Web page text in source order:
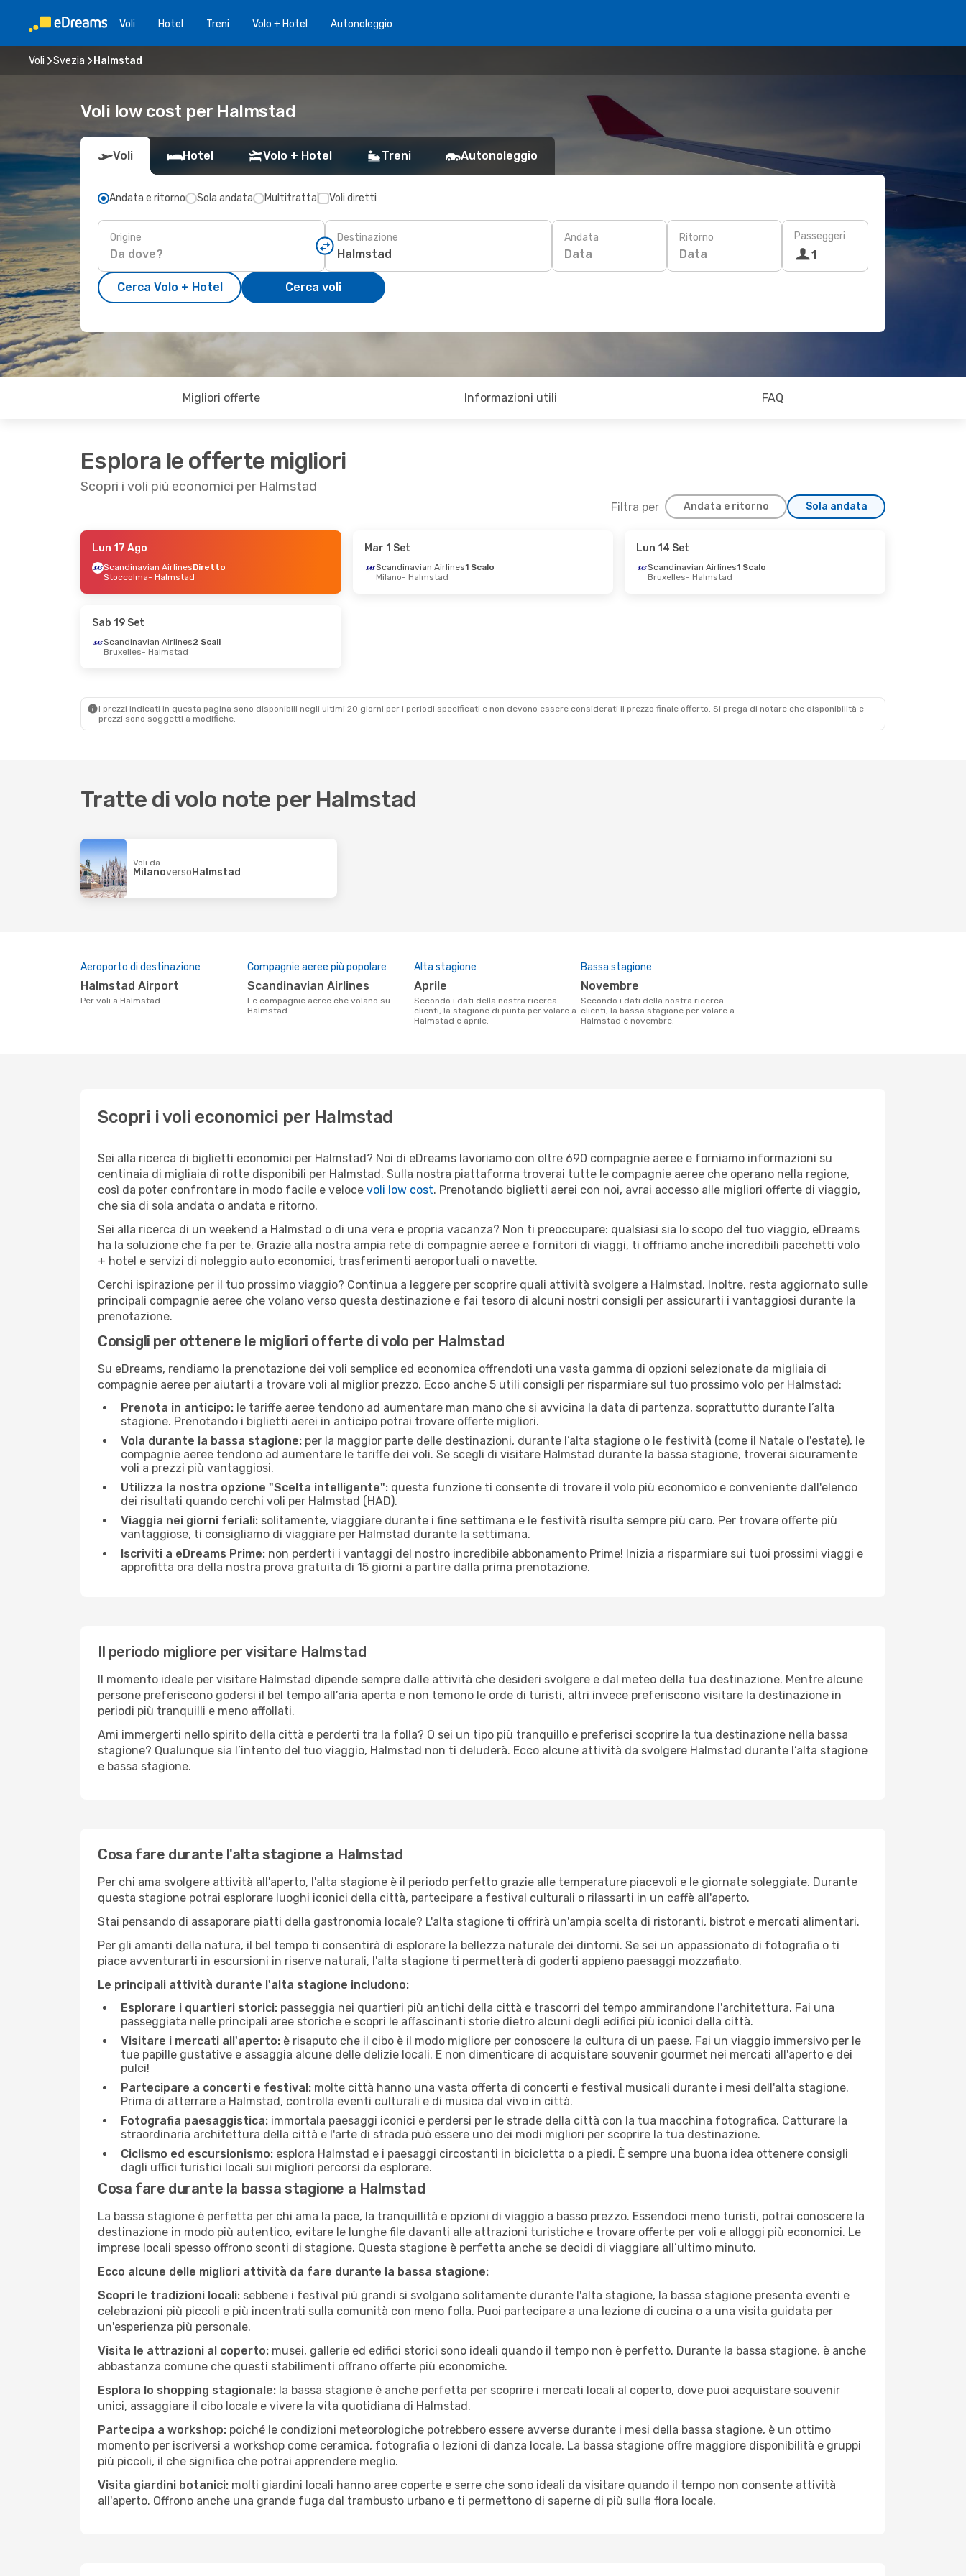
Voli Hotel Treni Volo + Hotel Autonoleggio
Voli Svezia Halmstad
Voli low cost per Halmstad
Voli Hotel Volo + Hotel Treni Autonoleggio
Andata e ritorno Sola andata Multitratta Voli diretti
Origine Destinazione Andata
Data
Ritorno
Data
Passeggeri
1
Cerca Volo + Hotel Cerca voli
Migliori offerte Informazioni utili FAQ
Esplora le offerte migliori
Scopri i voli più economici per Halmstad
Filtra per Andata e ritorno Sola andata
- Mar 11 Ago
Scandinavian Airlines
Lun 17 Ago
Scandinavian AirlinesDiretto
Stoccolma- Halmstad
Mar 1 Set
Scandinavian Airlines1 Scalo
Milano- Halmstad
Lun 14 Set
Scandinavian Airlines1 Scalo
Bruxelles- Halmstad
Sab 19 Set
Scandinavian Airlines2 Scali
Bruxelles- Halmstad
I prezzi indicati in questa pagina sono disponibili negli ultimi 20 giorni per i periodi specificati e non devono essere considerati il ​​prezzo finale offerto. Si prega di notare che disponibilità e
prezzi sono soggetti a modifiche.
Tratte di volo note per Halmstad
Voli da
MilanoversoHalmstad
Aeroporto di destinazione
Halmstad Airport
Per voli a Halmstad
Compagnie aeree più popolare
Scandinavian Airlines
Le compagnie aeree che volano su
Halmstad
Alta stagione
aprile
Secondo i dati della nostra ricerca
clienti, la stagione di punta per volare a
Halmstad è aprile.
Bassa stagione
novembre
Secondo i dati della nostra ricerca
clienti, la bassa stagione per volare a
Halmstad è novembre.
Scopri i voli economici per Halmstad
Sei alla ricerca di biglietti economici per Halmstad? Noi di eDreams lavoriamo con oltre 690 compagnie aeree e forniamo informazioni su
centinaia di migliaia di rotte disponibili per Halmstad. Sulla nostra piattaforma troverai tutte le compagnie aeree che operano nella regione,
così da poter confrontare in modo facile e veloce voli low cost. Prenotando biglietti aerei con noi, avrai accesso alle migliori offerte di viaggio,
che sia di sola andata o andata e ritorno.
Sei alla ricerca di un weekend a Halmstad o di una vera e propria vacanza? Non ti preoccupare: qualsiasi sia lo scopo del tuo viaggio, eDreams
ha la soluzione che fa per te. Grazie alla nostra ampia rete di compagnie aeree e fornitori di viaggi, ti offriamo anche incredibili pacchetti volo
+ hotel e servizi di noleggio auto economici, trasferimenti aeroportuali o navette.
Cerchi ispirazione per il tuo prossimo viaggio? Continua a leggere per scoprire quali attività svolgere a Halmstad. Inoltre, resta aggiornato sulle
principali compagnie aeree che volano verso questa destinazione e fai tesoro di alcuni nostri consigli per assicurarti i vantaggiosi durante la
prenotazione.
Consigli per ottenere le migliori offerte di volo per Halmstad
Su eDreams, rendiamo la prenotazione dei voli semplice ed economica offrendoti una vasta gamma di opzioni selezionate da migliaia di
compagnie aeree per aiutarti a trovare voli al miglior prezzo. Ecco anche 5 utili consigli per risparmiare sul tuo prossimo volo per Halmstad:
Prenota in anticipo: le tariffe aeree tendono ad aumentare man mano che si avvicina la data di partenza, soprattutto durante l’alta
stagione. Prenotando i biglietti aerei in anticipo potrai trovare offerte migliori.
Vola durante la bassa stagione: per la maggior parte delle destinazioni, durante l’alta stagione o le festività (come il Natale o l'estate), le
compagnie aeree tendono ad aumentare le tariffe dei voli. Se scegli di visitare Halmstad durante la bassa stagione, troverai sicuramente
voli a prezzi più vantaggiosi.
Utilizza la nostra opzione "Scelta intelligente": questa funzione ti consente di trovare il volo più economico e conveniente dall'elenco
dei risultati quando cerchi voli per Halmstad (HAD).
Viaggia nei giorni feriali: solitamente, viaggiare durante i fine settimana e le festività risulta sempre più caro. Per trovare offerte più
vantaggiose, ti consigliamo di viaggiare per Halmstad durante la settimana.
Iscriviti a eDreams Prime: non perderti i vantaggi del nostro incredibile abbonamento Prime! Inizia a risparmiare sui tuoi prossimi viaggi e
approfitta ora della nostra prova gratuita di 15 giorni a partire dalla prima prenotazione.
Il periodo migliore per visitare Halmstad
Il momento ideale per visitare Halmstad dipende sempre dalle attività che desideri svolgere e dal meteo della tua destinazione. Mentre alcune
persone preferiscono godersi il bel tempo all’aria aperta e non temono le orde di turisti, altri invece preferiscono visitare la destinazione in
periodi più tranquilli e meno affollati.
Ami immergerti nello spirito della città e perderti tra la folla? O sei un tipo più tranquillo e preferisci scoprire la tua destinazione nella bassa
stagione? Qualunque sia l’intento del tuo viaggio, Halmstad non ti deluderà. Ecco alcune attività da svolgere Halmstad durante l’alta stagione
e bassa stagione.
Cosa fare durante l'alta stagione a Halmstad
Per chi ama svolgere attività all'aperto, l'alta stagione è il periodo perfetto grazie alle temperature piacevoli e le giornate soleggiate. Durante
questa stagione potrai esplorare luoghi iconici della città, partecipare a festival culturali o rilassarti in un caffè all'aperto.
Stai pensando di assaporare piatti della gastronomia locale? L'alta stagione ti offrirà un'ampia scelta di ristoranti, bistrot e mercati alimentari.
Per gli amanti della natura, il bel tempo ti consentirà di esplorare la bellezza naturale dei dintorni. Se sei un appassionato di fotografia o ti
piace avventurarti in escursioni in riserve naturali, l'alta stagione ti permetterà di goderti appieno paesaggi mozzafiato.
Le principali attività durante l'alta stagione includono:
Esplorare i quartieri storici: passeggia nei quartieri più antichi della città e trascorri del tempo ammirandone l'architettura. Fai una
passeggiata nelle principali aree storiche e scopri le affascinanti storie dietro alcuni degli edifici più iconici della città.
Visitare i mercati all'aperto: è risaputo che il cibo è il modo migliore per conoscere la cultura di un paese. Fai un viaggio immersivo per le
tue papille gustative e assaggia alcune delle delizie locali. E non dimenticare di acquistare souvenir gourmet nei mercati all'aperto e dei
pulci!
Partecipare a concerti e festival: molte città hanno una vasta offerta di concerti e festival musicali durante i mesi dell'alta stagione.
Prima di atterrare a Halmstad, controlla eventi culturali e di musica dal vivo in città.
Fotografia paesaggistica: immortala paesaggi iconici e perdersi per le strade della città con la tua macchina fotografica. Catturare la
straordinaria architettura della città e l'arte di strada può essere uno dei modi migliori per scoprire la tua destinazione.
Ciclismo ed escursionismo: esplora Halmstad e i paesaggi circostanti in bicicletta o a piedi. È sempre una buona idea ottenere consigli
dagli uffici turistici locali sui migliori percorsi da esplorare.
Cosa fare durante la bassa stagione a Halmstad
La bassa stagione è perfetta per chi ama la pace, la tranquillità e opzioni di viaggio a basso prezzo. Essendoci meno turisti, potrai conoscere la
destinazione in modo più autentico, evitare le lunghe file davanti alle attrazioni turistiche e trovare offerte per voli e alloggi più economici. Le
imprese locali spesso offrono sconti di stagione. Questa stagione è perfetta anche se decidi di viaggiare all’ultimo minuto.
Ecco alcune delle migliori attività da fare durante la bassa stagione:
Scopri le tradizioni locali: sebbene i festival più grandi si svolgano solitamente durante l'alta stagione, la bassa stagione presenta eventi e
celebrazioni più piccoli e più incentrati sulla comunità con meno folla. Puoi partecipare a una lezione di cucina o a una visita guidata per
un'esperienza più personale.
Visita le attrazioni al coperto: musei, gallerie ed edifici storici sono ideali quando il tempo non è perfetto. Durante la bassa stagione, è anche
abbastanza comune che questi stabilimenti offrano offerte più economiche.
Esplora lo shopping stagionale: la bassa stagione è anche perfetta per scoprire i mercati locali al coperto, dove puoi acquistare souvenir
unici, assaggiare il cibo locale e vivere la vita quotidiana di Halmstad.
Partecipa a workshop: poiché le condizioni meteorologiche potrebbero essere avverse durante i mesi della bassa stagione, è un ottimo
momento per iscriversi a workshop come ceramica, fotografia o lezioni di danza locale. La bassa stagione offre maggiore disponibilità e gruppi
più piccoli, il che significa che potrai apprendere meglio.
Visita giardini botanici: molti giardini locali hanno aree coperte e serre che sono ideali da visitare quando il tempo non consente attività
all'aperto. Offrono anche una grande fuga dal trambusto urbano e ti permettono di saperne di più sulla flora locale.